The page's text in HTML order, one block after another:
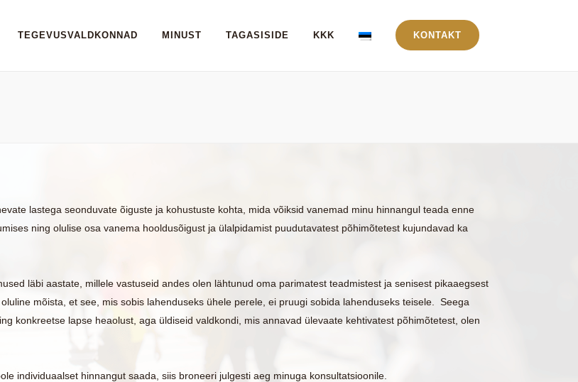
KONTAKT
TEGEVUSVALDKONNAD MINUST TAGASISIDE KKK
lastega seonduvate õiguste ja kohustuste kohta, mida võiksid vanemad minu hinnangul teada enne
ning olulise osa vanema hooldusõigust ja ülalpidamist puudutavatest põhimõtetest kujundavad ka
läbi aastate, millele vastuseid andes olen lähtunud oma parimatest teadmistest ja senisest pikaaegsest
mõista, et see, mis sobis lahenduseks ühele perele, ei pruugi sobida lahenduseks teisele. Seega
konkreetse lapse heaolust, aga üldiseid valdkondi, mis annavad ülevaate kehtivatest põhimõtetest, olen
individuaalset hinnangut saada, siis broneeri julgesti aeg minuga konsultatsioonile.